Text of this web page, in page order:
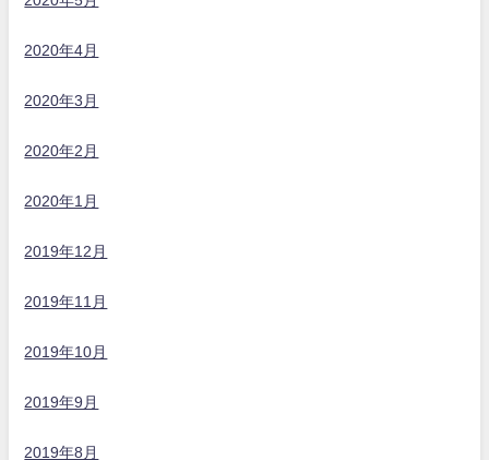
2020年4月
2020年3月
2020年2月
2020年1月
2019年12月
2019年11月
2019年10月
2019年9月
2019年8月